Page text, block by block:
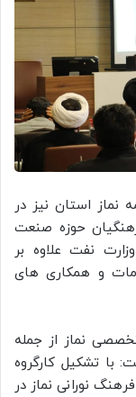
نماز استان نیز در
حوزه صنعت
نفت علاوه بر
و همکاری های
نماز از جمله
با تشکیل کارگروه
نورانی نماز در